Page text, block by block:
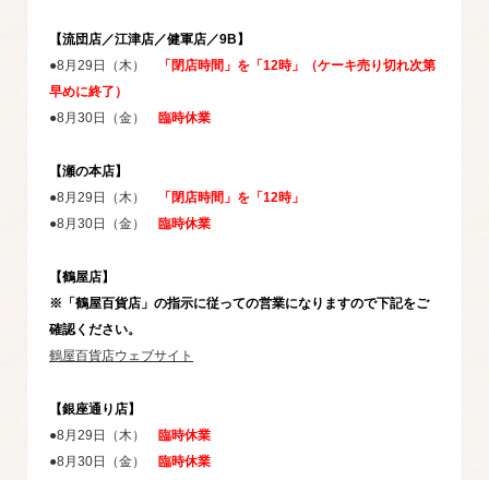
【流団店／江津店／健軍店／9B】
●8月29日（木）
「閉店時間」を「12時」（ケーキ売り切れ次第
早めに終了）
●8月30日（金） 臨時休業
【瀬の本店】
●8月29日（木）
「閉店時間」を「12時」
●8月30日（金） 臨時休業
【鶴屋店】
※「鶴屋百貨店」の指示に従っての営業になりますので下記をご
確認ください。
鶴屋百貨店ウェブサイト
【銀座通り店】
●8月29日（木） 臨時休業
●8月30日（金） 臨時休業